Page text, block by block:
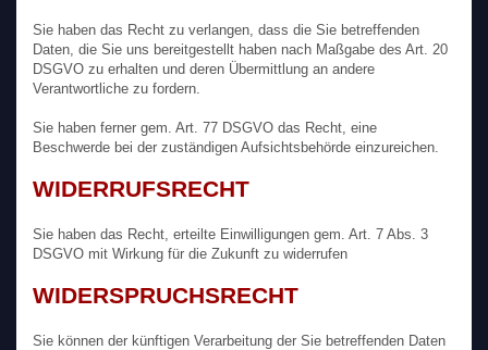
Sie haben das Recht zu verlangen, dass die Sie betreffenden
Daten, die Sie uns bereitgestellt haben nach Maßgabe des Art. 20
DSGVO zu erhalten und deren Übermittlung an andere
Verantwortliche zu fordern.
Sie haben ferner gem. Art. 77 DSGVO das Recht, eine
Beschwerde bei der zuständigen Aufsichtsbehörde einzureichen.
WIDERRUFSRECHT
Sie haben das Recht, erteilte Einwilligungen gem. Art. 7 Abs. 3
DSGVO mit Wirkung für die Zukunft zu widerrufen
WIDERSPRUCHSRECHT
Sie können der künftigen Verarbeitung der Sie betreffenden Daten